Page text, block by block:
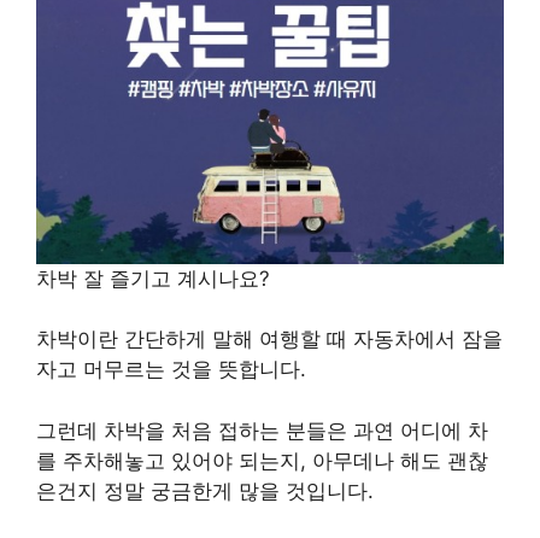
차박 잘 즐기고 계시나요?
차박이란 간단하게 말해 여행할 때 자동차에서 잠을
자고 머무르는 것을 뜻합니다.
그런데 차박을 처음 접하는 분들은 과연 어디에 차
를 주차해놓고 있어야 되는지, 아무데나 해도 괜찮
은건지 정말 궁금한게 많을 것입니다.